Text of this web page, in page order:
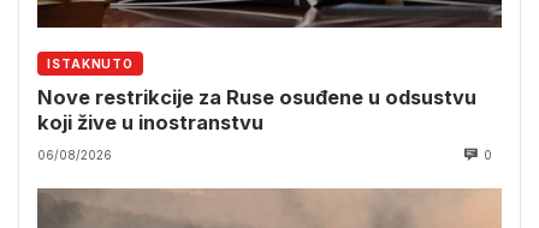
ISTAKNUTO
Nove restrikcije za Ruse osuđene u odsustvu
koji žive u inostranstvu
06/08/2026 0